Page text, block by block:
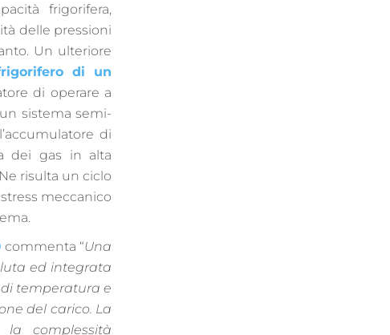
frigorifera,
delle pressioni
Un ulteriore
di un
di operare a
sistema semi-
di
dei gas in alta
risulta un ciclo
meccanico
commenta “Una
ed integrata
temperatura e
del carico. La
complessità